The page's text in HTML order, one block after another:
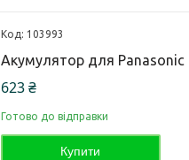
103993
Акумулятор для Panasonic
623 ₴
Готово до відправки
Купити